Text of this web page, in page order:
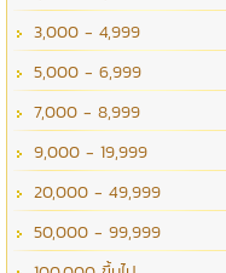
3,000 - 4,999
5,000 - 6,999
7,000 - 8,999
9,000 - 19,999
20,000 - 49,999
50,000 - 99,999